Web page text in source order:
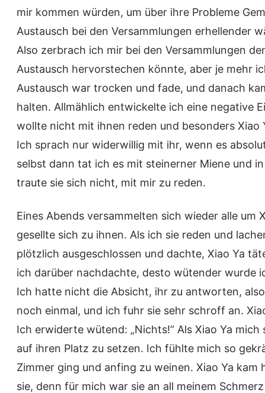
mir kommen würden, um über ihre Probleme
Austausch bei den Versammlungen erhellender
Also zerbrach ich mir bei den Versammlungen
Austausch hervorstechen könnte, aber je mehr
Austausch war trocken und fade, und danach
halten. Allmählich entwickelte ich eine negative
wollte nicht mit ihnen reden und besonders
Ich sprach nur widerwillig mit ihr, wenn es
selbst dann tat ich es mit steinerner Miene und
traute sie sich nicht, mit mir zu reden.
Eines Abends versammelten sich wieder alle um
gesellte sich zu ihnen. Als ich sie reden und
plötzlich ausgeschlossen und dachte, Xiao Ya
ich darüber nachdachte, desto wütender wurde
Ich hatte nicht die Absicht, ihr zu antworten,
noch einmal, und ich fuhr sie sehr schroff an.
Ich erwiderte wütend: „Nichts!“ Als Xiao Ya
auf ihren Platz zu setzen. Ich fühlte mich so
Zimmer ging und anfing zu weinen. Xiao Ya
sie, denn für mich war sie an all meinem